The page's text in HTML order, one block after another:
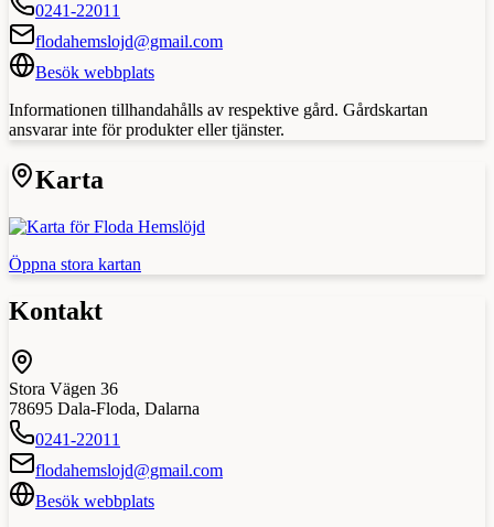
0241-22011
flodahemslojd@gmail.com
Besök webbplats
Informationen tillhandahålls av respektive gård. Gårdskartan
ansvarar inte för produkter eller tjänster.
Karta
Öppna stora kartan
Kontakt
Stora Vägen 36
78695 Dala-Floda, Dalarna
0241-22011
flodahemslojd@gmail.com
Besök webbplats